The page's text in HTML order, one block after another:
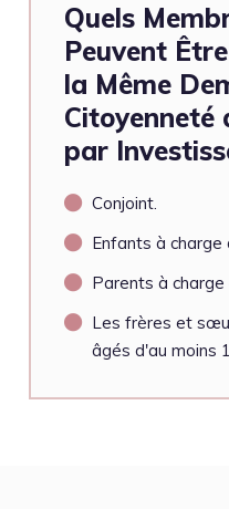
Quels
Peuvent
la Même
Citoyenneté
par
Conjoint.
Enfants à charge
Parents à
Les frères et
âgés d'au moins